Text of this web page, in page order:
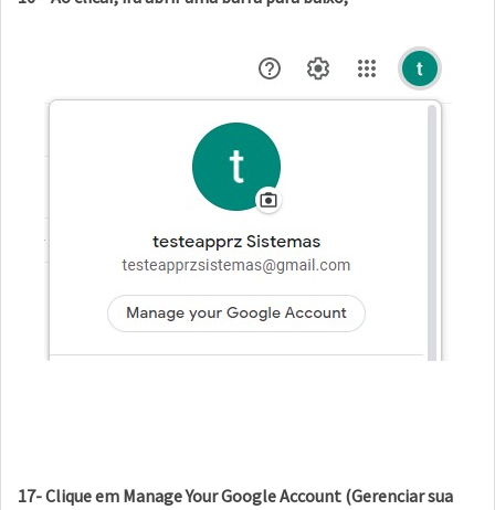
17- Clique em Manage Your Google Account (Gerenciar sua